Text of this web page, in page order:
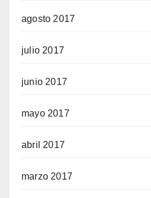
agosto 2017
julio 2017
junio 2017
mayo 2017
abril 2017
marzo 2017